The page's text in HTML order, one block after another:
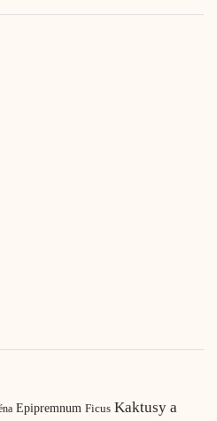
Epipremnum Ficus Kaktusy a